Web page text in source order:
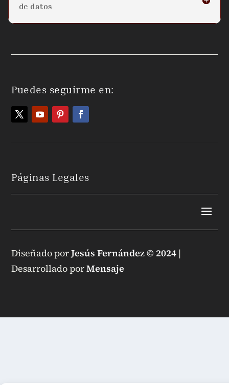
de datos
Puedes seguirme en:
Páginas Legales
Diseñado porJesús Fernández © 2024 |
Desarrollado porMensaje